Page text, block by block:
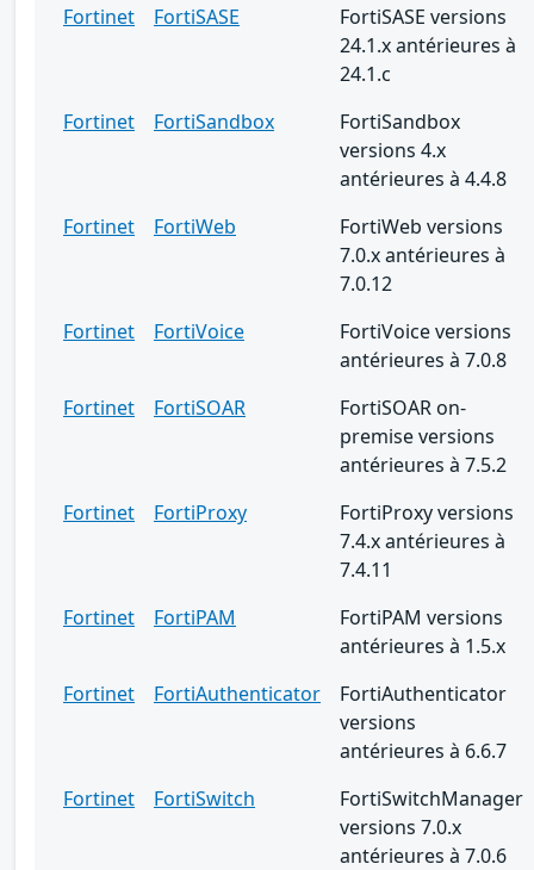
Fortinet FortiSASE
FortiSASE versions
24.1.x antérieures à
24.1.c
Fortinet
FortiSandbox
FortiSandbox
versions 4.x
antérieures à 4.4.8
Fortinet
FortiWeb
FortiWeb versions
7.0.x antérieures à
7.0.12
Fortinet
FortiVoice
FortiVoice versions
antérieures à 7.0.8
Fortinet
FortiSOAR
FortiSOAR on-
premise versions
antérieures à 7.5.2
Fortinet
FortiProxy
FortiProxy versions
7.4.x antérieures à
7.4.11
Fortinet
FortiPAM
FortiPAM versions
antérieures à 1.5.x
Fortinet
FortiAuthenticator
FortiAuthenticator
versions
antérieures à 6.6.7
Fortinet
FortiSwitch
FortiSwitchManager
versions 7.0.x
antérieures à 7.0.6